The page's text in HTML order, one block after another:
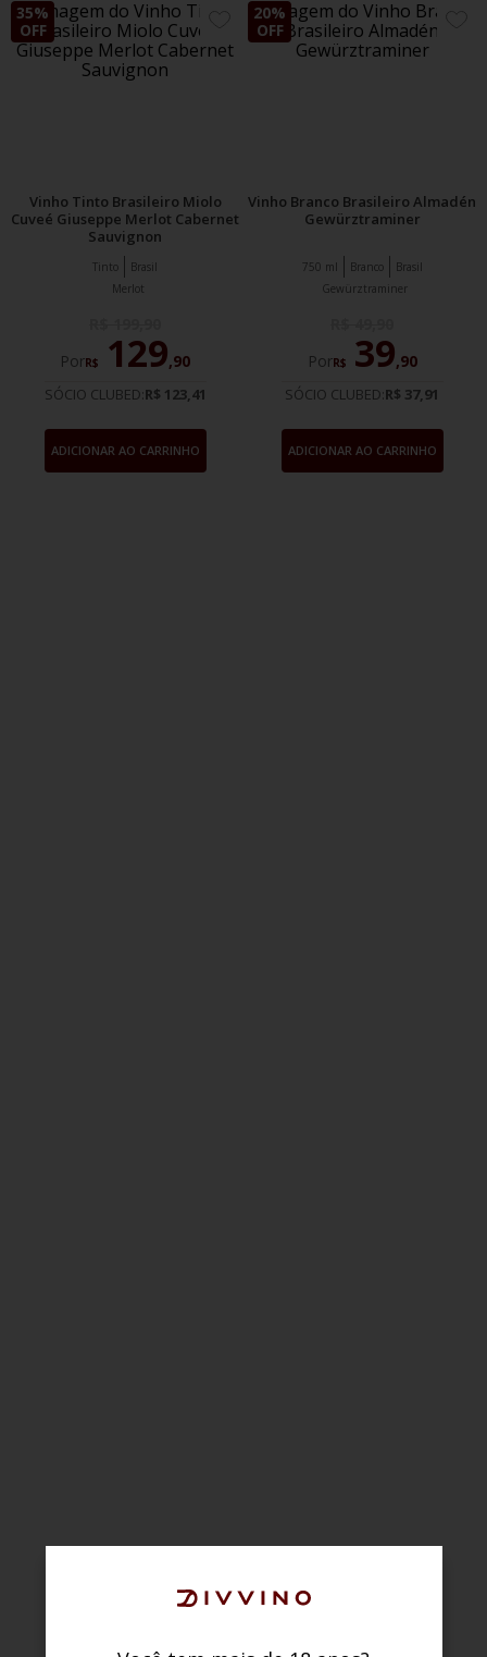
35%
OFF
ADICIONE
FAVORITOS
Vinho Tinto Brasileiro Miolo
Cuveé Giuseppe Merlot Cabernet
Sauvignon
Tinto
Brasil
Merlot
PorR$ 129,90
SÓCIO CLUBED:R$ 123,41
ADICIONAR AO CARRINHO
20%
OFF
Vinho Branco Brasileiro Almadén
Gewürztraminer
Branco Brasil
750 ml
Gewürztraminer
PorR$ 39,90
SÓCIO CLUBED:R$ 37,91
ADICIONAR AO CARRINHO